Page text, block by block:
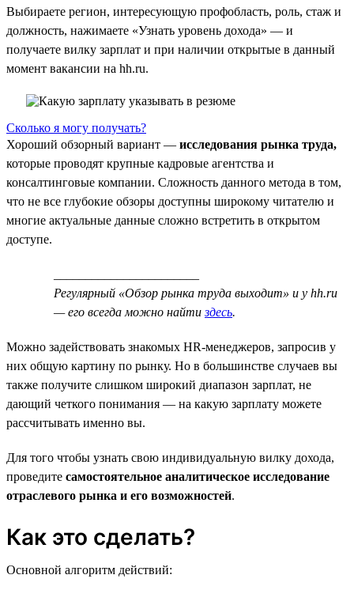
Выбираете регион, интересующую профобласть, роль, стаж и
должность, нажимаете «Узнать уровень дохода» — и
получаете вилку зарплат и при наличии открытые в данный
момент вакансии на hh.ru.
Сколько я могу получать?
Хороший обзорный вариант — исследования рынка труда,
которые проводят крупные кадровые агентства и
консалтинговые компании. Сложность данного метода в том,
что не все глубокие обзоры доступны широкому читателю и
многие актуальные данные сложно встретить в открытом
доступе.
Регулярный «Обзор рынка труда выходит» и у hh.ru
— его всегда можно найтиздесь.
Можно задействовать знакомых HR-менеджеров, запросив у
них общую картину по рынку. Но в большинстве случаев вы
также получите слишком широкий диапазон зарплат, не
дающий четкого понимания — на какую зарплату можете
рассчитывать именно вы.
Для того чтобы узнать свою индивидуальную вилку дохода,
проведите самостоятельное аналитическое исследование
отраслевого рынка и его возможностей.
Как это сделать?
Основной алгоритм действий: